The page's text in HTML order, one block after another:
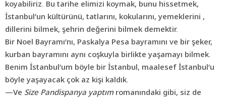
koyabiliriz. Bu tarihe elimizi koymak, bunu hissetmek,
İstanbul’un kültürünü, tatlarını, kokularını, yemeklerini ,
dillerini bilmek, şehrin değerini bilmek demektir.
Bir Noel Bayramı’nı, Paskalya Pesa bayramını ve bir şeker,
kurban bayramını aynı coşkuyla birlikte yaşamayı bilmek.
Benim İstanbul’um böyle bir İstanbul, maalesef İstanbul’u
böyle yaşayacak çok az kişi kaldık.
—Ve Size Pandispanya yaptımromanındaki gibi, siz de